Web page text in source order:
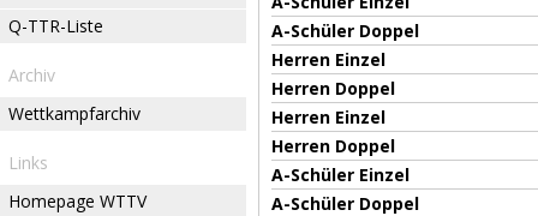
Q-TTR-Liste
Archiv
Wettkampfarchiv
Links
Homepage WTTV
A-Schüler Doppel
Herren Einzel
Herren Doppel
Herren Einzel
Herren Doppel
A-Schüler Einzel
A-Schüler Doppel